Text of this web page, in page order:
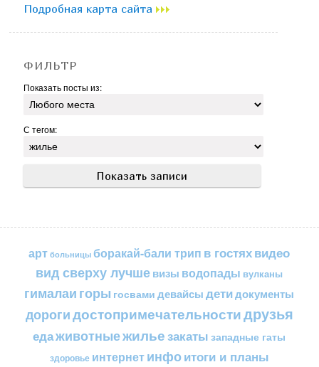
Подробная карта сайта
ФИЛЬТР
Показать посты из:
С тегом:
арт больницы боракай-бали трип в гостяхвидео
вид сверху лучшевизы водопады вулканы
гималаи горы госвами девайсы детидокументы
дорогидостопримечательностидрузья
едаживотныежильезакаты западные гаты
здоровье интернетинфоитоги и планы